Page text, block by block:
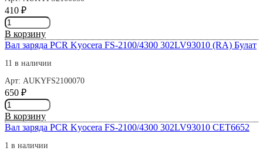
2020/3920
2J093090
Bulat
410 ₽
Количество
товара
Вал
заряда
PCR
FS-
2100/4300
302LV93010
(H)
В корзину
Вал заряда PCR Kyocera FS-2100/4300 302LV93010 (RA) Булат
11 в наличии
Арт: AUKYFS2100070
650 ₽
Количество
товара
Вал
заряда
PCR
В корзину
Вал заряда PCR Kyocera FS-2100/4300 302LV93010 CET6652
1 в наличии